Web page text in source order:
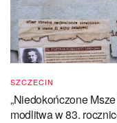
SZCZECIN
„Niedokończone
modlitwa w 83.